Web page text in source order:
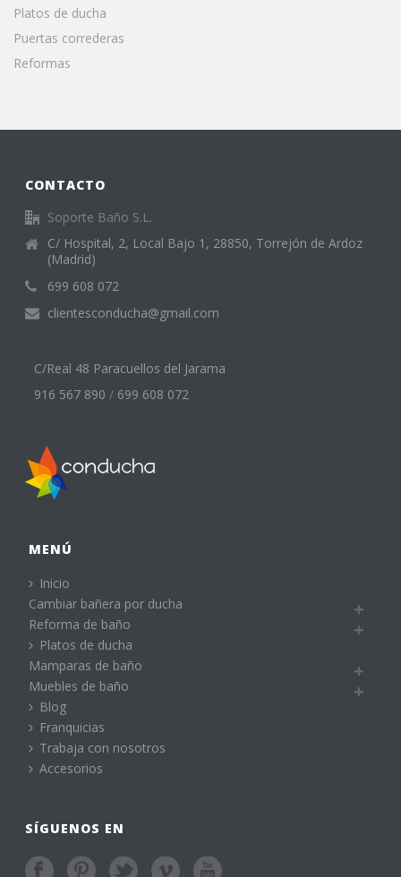
Platos de ducha
Puertas correderas
Reformas
CONTACTO
Soporte Baño S.L.
C/ Hospital, 2, Local Bajo 1, 28850, Torrejón de Ardoz
(Madrid)
699 608 072
clientesconducha@gmail.com
C/Real 48 Paracuellos del Jarama
916 567 890 / 699 608 072
MENÚ
Inicio
Cambiar bañera por ducha
Reforma de baño
Platos de ducha
Mamparas de baño
Muebles de baño
Blog
Franquicias
Trabaja con nosotros
Accesorios
SÍGUENOS EN